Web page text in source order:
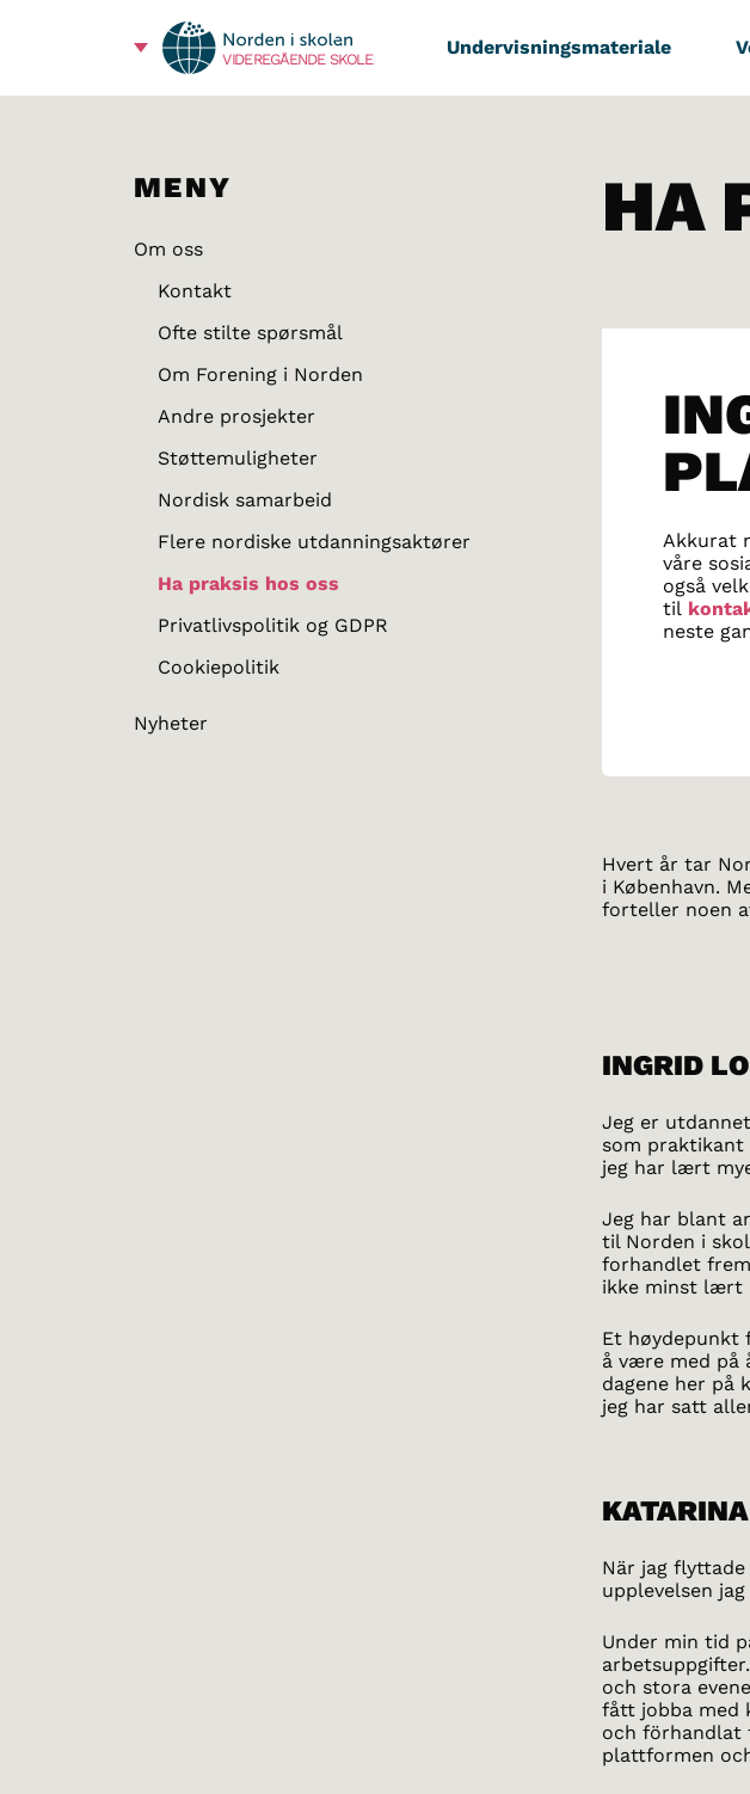
VIDEREGÅENDE SKOLE
Undervisningsmateriale
MENY
Om oss
Kontakt
Ofte stilte spørsmål
Om Forening i Norden
Andre prosjekter
Støttemuligheter
Nordisk samarbeid
Flere nordiske utdanningsaktører
Ha praksis hos oss
Privatlivspolitik og GDPR
Cookiepolitik
Nyheter
HA
Akkurat
våre
også
til
neste
Hvert år tar
i København.
forteller noen
INGRID
Jeg er
som praktikant
jeg har lært
Jeg har blant
til Norden i
forhandlet
ikke minst lært
Et høydepunkt
å være med på
dagene her på
jeg har satt
När jag
upplevelsen
Under min tid
och stora
fått jobba med
och förhandlat
plattformen